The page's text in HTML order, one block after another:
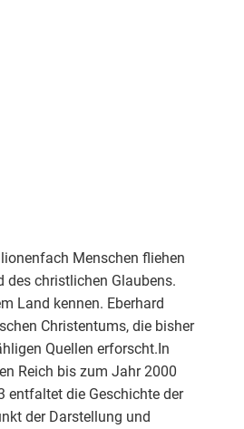
Menschen fliehen
des christlichen Glaubens.
Land kennen. Eberhard
Christentums, die bisher
Quellen erforscht.In
Reich bis zum Jahr 2000
entfaltet die Geschichte der
der Darstellung und